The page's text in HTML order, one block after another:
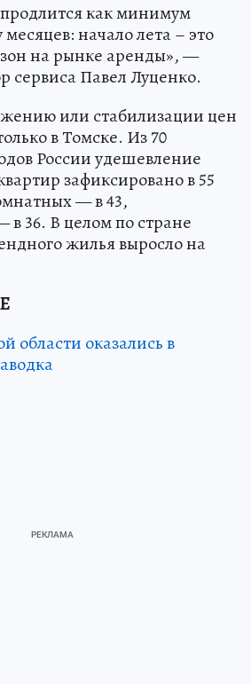
как минимум
начало лета – это
на рынке аренды», —
сервиса Павел Луценко.
или стабилизации цен
в Томске. Из 70
России удешевление
зафиксировано в 55
— в 43,
36. В целом по стране
жилья выросло на
области оказались в